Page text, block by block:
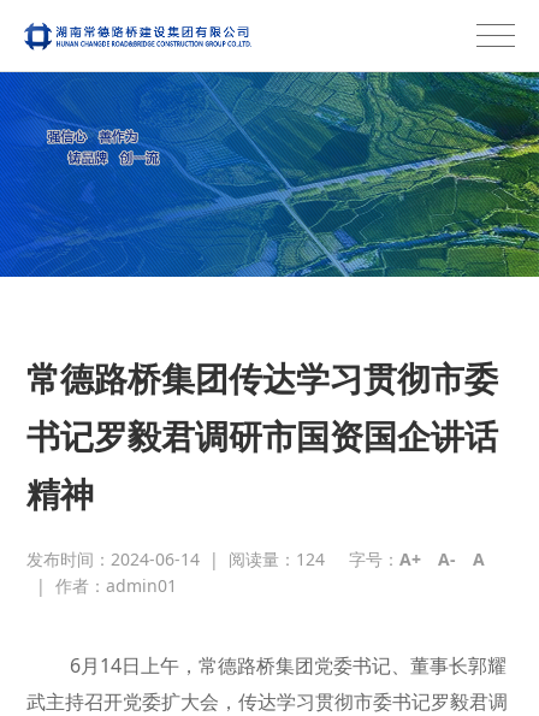
常德路桥集团传达学习贯彻市委
书记罗毅君调研市国资国企讲话
精神
发布时间：2024-06-14 | 阅读量： 124 字号：A+ A-
A
|作者：admin01
6月14日上午，常德路桥集团党委书记、董事长郭耀
武主持召开党委扩大会，传达学习贯彻市委书记罗毅君调